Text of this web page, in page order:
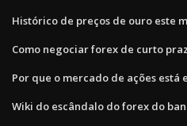
Histórico de preços de ouro este
Como negociar forex de curto
Por que o mercado de ações está
Wiki do escândalo do forex do